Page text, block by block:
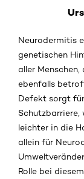
Neurodermitis
genetischen
aller
ebenfalls
Defekt sorgt
Schutzbarriere,
leichter in die
allein für
Rolle bei